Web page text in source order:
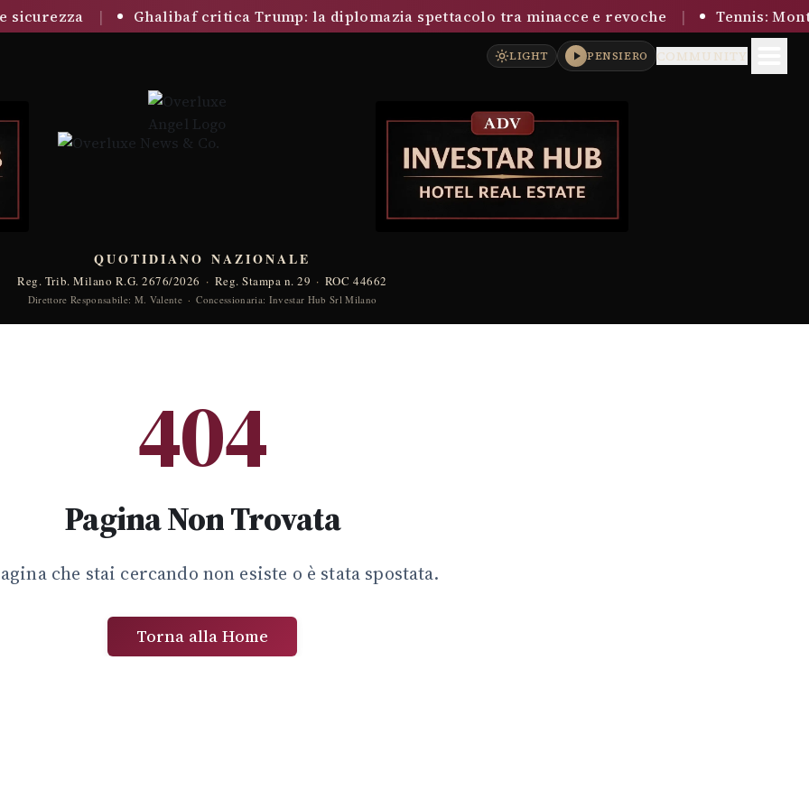
| Ghalibaf critica Trump: la diplomazia spettacolo tra minacce e revoche | Tennis:
LIGHT PENSIERO COMMUNITY
QUOTIDIANO NAZIONALE
Reg. Trib. Milano R.G. 2676/2026 · Reg. Stampa n. 29 · ROC 44662
Direttore Responsabile: M. Valente · Concessionaria: Investar Hub Srl Milano
404
Pagina Non Trovata
che stai cercando non esiste o è stata spostata.
Torna alla Home